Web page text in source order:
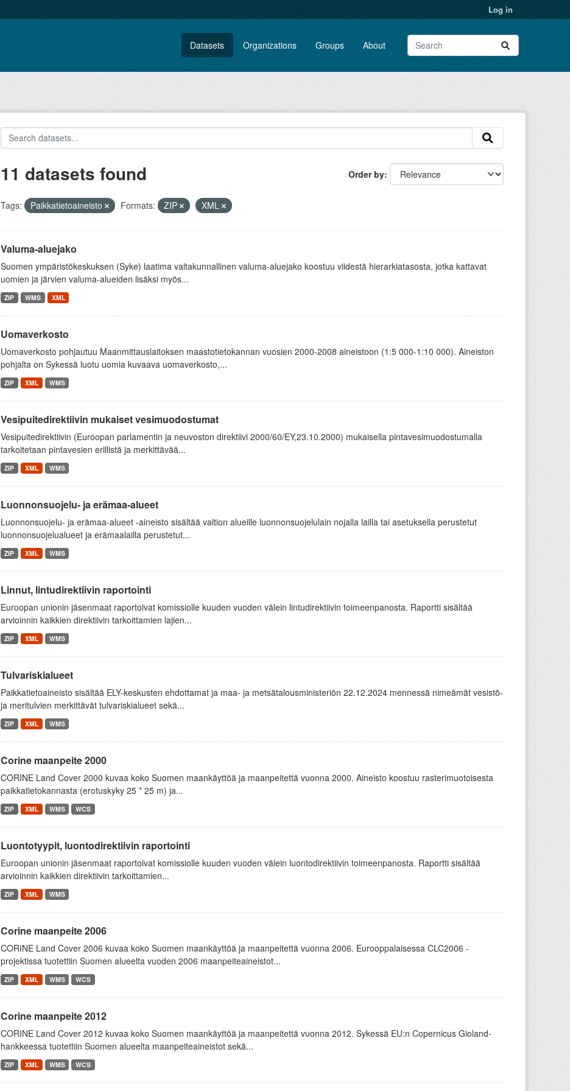
Log in
Datasets Organizations Groups About
Order by
11 datasets found
Tags: Paikkatietoaineisto Formats: ZIP XML
Valuma-aluejako
Suomen ympäristökeskuksen (Syke) laatima valtakunnallinen valuma-aluejako koostuu viidestä hierarkiatasosta, jotka kattavat
uomien ja järvien valuma-alueiden lisäksi myös...
ZIP WMS XML
Uomaverkosto
Uomaverkosto pohjautuu Maanmittauslaitoksen maastotietokannan vuosien 2000-2008 aineistoon (1:5 000-1:10 000). Aineiston
pohjalta on Sykessä luotu uomia kuvaava uomaverkosto,...
ZIP XML WMS
Vesipuitedirektiivin mukaiset vesimuodostumat
Vesipuitedirektiivin (Euroopan parlamentin ja neuvoston direktiivi 2000/60/EY,23.10.2000) mukaisella pintavesimuodostumalla
tarkoitetaan pintavesien erillistä ja merkittävää...
ZIP XML WMS
Luonnonsuojelu- ja erämaa-alueet
Luonnonsuojelu- ja erämaa-alueet -aineisto sisältää valtion alueille luonnonsuojelulain nojalla lailla tai asetuksella perustetut
luonnonsuojelualueet ja erämaalailla perustetut...
ZIP XML WMS
Linnut, lintudirektiivin raportointi
Euroopan unionin jäsenmaat raportoivat komissiolle kuuden vuoden välein lintudirektiivin toimeenpanosta. Raportti sisältää
arvioinnin kaikkien direktiivin tarkoittamien lajien...
ZIP XML WMS
Tulvariskialueet
Paikkatietoaineisto sisältää ELY-keskusten ehdottamat ja maa- ja metsätalousministeriön 22.12.2024 mennessä nimeämät vesistö-
ja meritulvien merkittävät tulvariskialueet sekä...
ZIP XML WMS
Corine maanpeite 2000
CORINE Land Cover 2000 kuvaa koko Suomen maankäyttöä ja maanpeitettä vuonna 2000. Aineisto koostuu rasterimuotoisesta
paikkatietokannasta (erotuskyky 25 * 25 m) ja...
ZIP XML WMS WCS
Luontotyypit, luontodirektiivin raportointi
Euroopan unionin jäsenmaat raportoivat komissiolle kuuden vuoden välein luontodirektiivin toimeenpanosta. Raportti sisältää
arvioinnin kaikkien direktiivin tarkoittamien...
ZIP XML WMS
Corine maanpeite 2006
CORINE Land Cover 2006 kuvaa koko Suomen maankäyttöä ja maanpeitettä vuonna 2006. Eurooppalaisessa CLC2006 -
projektissa tuotettiin Suomen alueelta vuoden 2006 maanpeiteaineistot...
ZIP XML WMS WCS
Corine maanpeite 2012
CORINE Land Cover 2012 kuvaa koko Suomen maankäyttöä ja maanpeitettä vuonna 2012. Sykessä EU:n Copernicus Gioland-
hankkeessa tuotettiin Suomen alueelta maanpeiteaineistot sekä...
ZIP XML WMS WCS